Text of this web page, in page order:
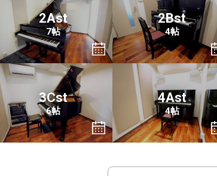
2Ast
7帖
2Bst
4帖
3Cst
6帖
4Ast
4帖